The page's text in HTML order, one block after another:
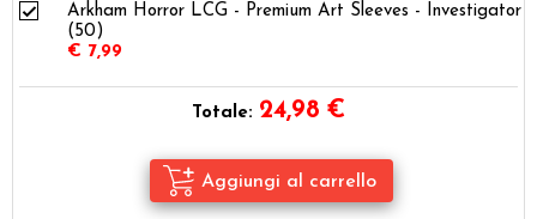
Arkham Horror LCG - Premium Art Sleeves - Investigator
(50)
€ 7,99
Totale: 24,98 €